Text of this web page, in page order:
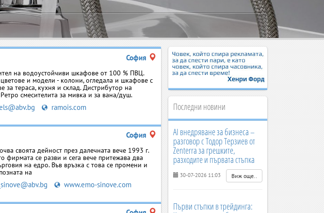
София
на водоустойчиви шкафове от 100 % ПВЦ.
и модели - колони, огледала и шкафове с
тераса, кухня и склад. Дистрибутор на
смесителита за мивка и за вана/душ.
ramois.com
София
своята дейност през далечната вече 1993 г.
фирмата се разви и сега вече притежава два
на едро. Във връзка с това се промени и
на
www.emo-sinove.com
Последни новини
AI внедряване за бизнеса –
разговор с Тодор Терзиев от
Zenterra за грешките,
разходите и първата стъпка
30-07-2026 11:03 Виж още..
Първи стъпки в трейдинга: